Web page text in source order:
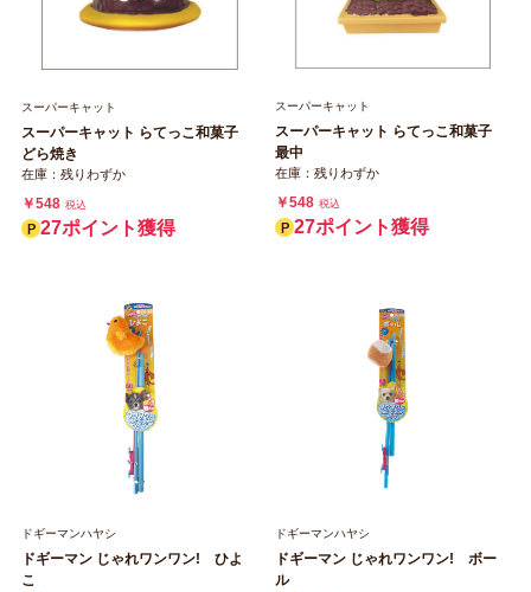
スーパーキャット
スーパーキャット らてっこ和菓子
どら焼き
在庫：残りわずか
￥548 税込
27ポイント獲得
スーパーキャット
スーパーキャット らてっこ和菓子
最中
在庫：残りわずか
￥548 税込
27ポイント獲得
ドギーマンハヤシ
ドギーマン じゃれワンワン! ひよ
こ
ドギーマンハヤシ
ドギーマン じゃれワンワン! ボー
ル